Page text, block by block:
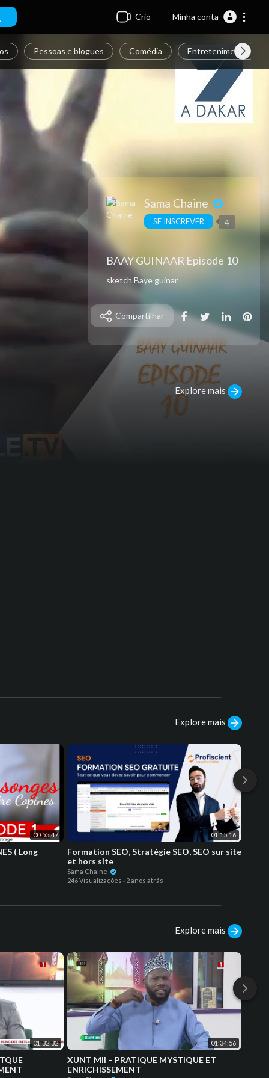
Crio Minha conta
Pessoas e blogues Comédia Entretenimento
Sama Chaine
SE INSCREVER 4
BAAY GUINAAR Episode 10
sketch Baye guinar
Compartilhar
Explore mais
Explore mais
00:55:47 01:15:16
Formation SEO, Stratégie SEO, SEO sur site
et hors site
Sama Chaine
246 Visualizações · 2 anos atrás
Explore mais
01:32:32 01:34:56
XUNT MII – PRATIQUE MYSTIQUE ET
ENRICHISSEMENT